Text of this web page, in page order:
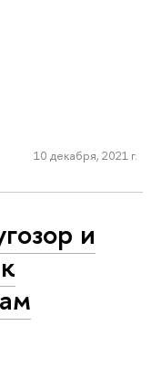
10 декабря, 2021 г.
и